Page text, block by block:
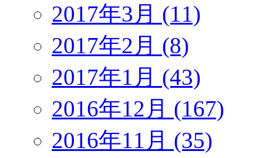
2017年3月 (11)
2017年2月 (8)
2017年1月 (43)
2016年12月 (167)
2016年11月 (35)